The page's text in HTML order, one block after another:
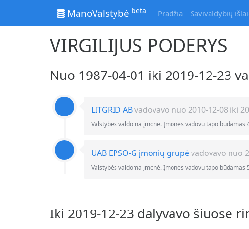
ManoValstybė beta Pradžia Savivaldybių
VIRGILIJUS PODERYS
Nuo 1987-04-01 iki 2019-12-23
LITGRID ABvadovavo nuo 2010-12-08 iki
Valstybės valdoma įmonė. Įmonės vadovu tapo
UAB EPSO-G įmonių grupėvadovavo nuo
Valstybės valdoma įmonė. Įmonės vadovu tapo
Iki 2019-12-23 dalyvavo šiuose